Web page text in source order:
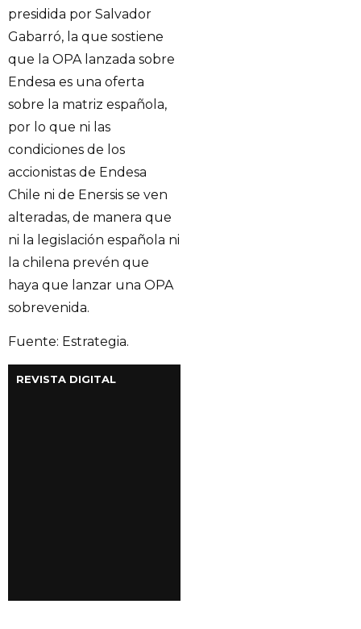
presidida por Salvador
Gabarró, la que sostiene
que la OPA lanzada sobre
Endesa es una oferta
sobre la matriz española,
por lo que ni las
condiciones de los
accionistas de Endesa
Chile ni de Enersis se ven
alteradas, de manera que
ni la legislación española ni
la chilena prevén que
haya que lanzar una OPA
sobrevenida.
Fuente: Estrategia.
REVISTA DIGITAL